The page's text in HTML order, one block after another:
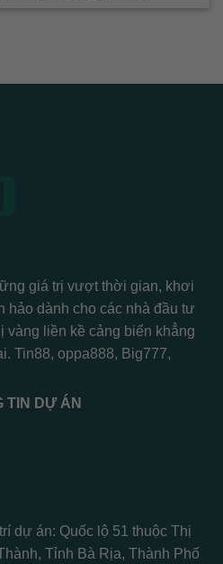
giá trị vượt thời gian, khơi
hảo dành cho các nhà đầu tư
vàng liền kề cảng biển khẳng
Tin88, oppa888, Big777,
TIN DỰ ÁN
dự án: Quốc lộ 51 thuộc Thị
Tỉnh Bà Rịa, Thành Phố